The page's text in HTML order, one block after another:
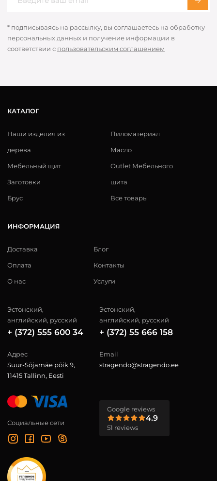
* подписываясь на рассылку, вы соглашаетесь на обработку
персональных данных и получение информации в
соответствии с пользовательским соглашением
КАТАЛОГ
Наши изделия из
дерева
Мебельный щит
Заготовки
Брус
Пиломатериал
Масло
Outlet Мебельного
щита
Все товары
ИНФОРМАЦИЯ
Доставка
Оплата
О нас
Блог
Контакты
Услуги
Эстонский,
английский, русский
+ (372) 555 600 34
Эстонский,
английский, русский
+ (372) 55 666 158
Адрес
Suur-Sõjamäe põik 9,
11415 Tallinn, Eesti
Email
stragendo@stragendo.ee
Социальные сети
Google reviews
4.9
51 reviews